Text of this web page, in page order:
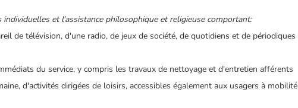
et l'assistance philosophique et religieuse comportant:
de télévision, d'une radio, de jeux de société, de quotidiens et de périodiques
du service, y compris les travaux de nettoyage et d'entretien afférents
d'activités dirigées de loisirs, accessibles également aux usagers à mobilité